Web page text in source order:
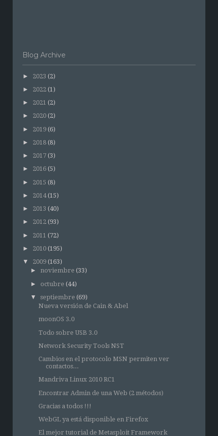
Blog Archive
► 2023 (2)
► 2022 (1)
► 2021 (2)
► 2020 (2)
► 2019 (6)
► 2018 (8)
► 2017 (3)
► 2016 (5)
► 2015 (8)
► 2014 (15)
► 2013 (40)
► 2012 (93)
► 2011 (72)
► 2010 (195)
▼
2009 (163)
► noviembre (33)
► octubre (44)
▼
septiembre (69)
Nueva versión de Cain & Abel
moonOS 3.0
Todo sobre USB 3.0
Network Security Tools NST
Cambios en el protocolo MSN permiten ver
contactos...
Mandriva Linux 2010 RC1
Encontrar Admin de una Web (2 métodos)
Gracias a todos !!!
WebGL ya está disponible en Firefox
El mejor tutorial de Metasploit Framework